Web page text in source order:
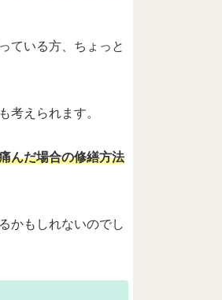
ている方、ちょっと
考えられます。
んだ場合の修繕方法
かもしれないのでし